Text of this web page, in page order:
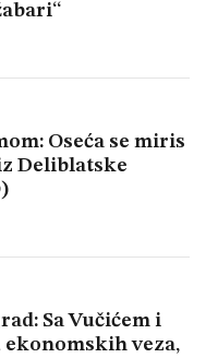
Oseća se miris
Deliblatske
Sa Vučićem i
veza,